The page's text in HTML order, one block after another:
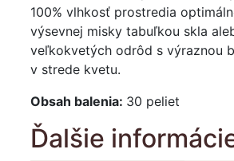
100% vlhkosť prostredia
výsevnej misky tabuľkou skla
veľkokvetých odrôd s výraznou
v strede kvetu.
Obsah balenia: 30 peliet
Ďalšie